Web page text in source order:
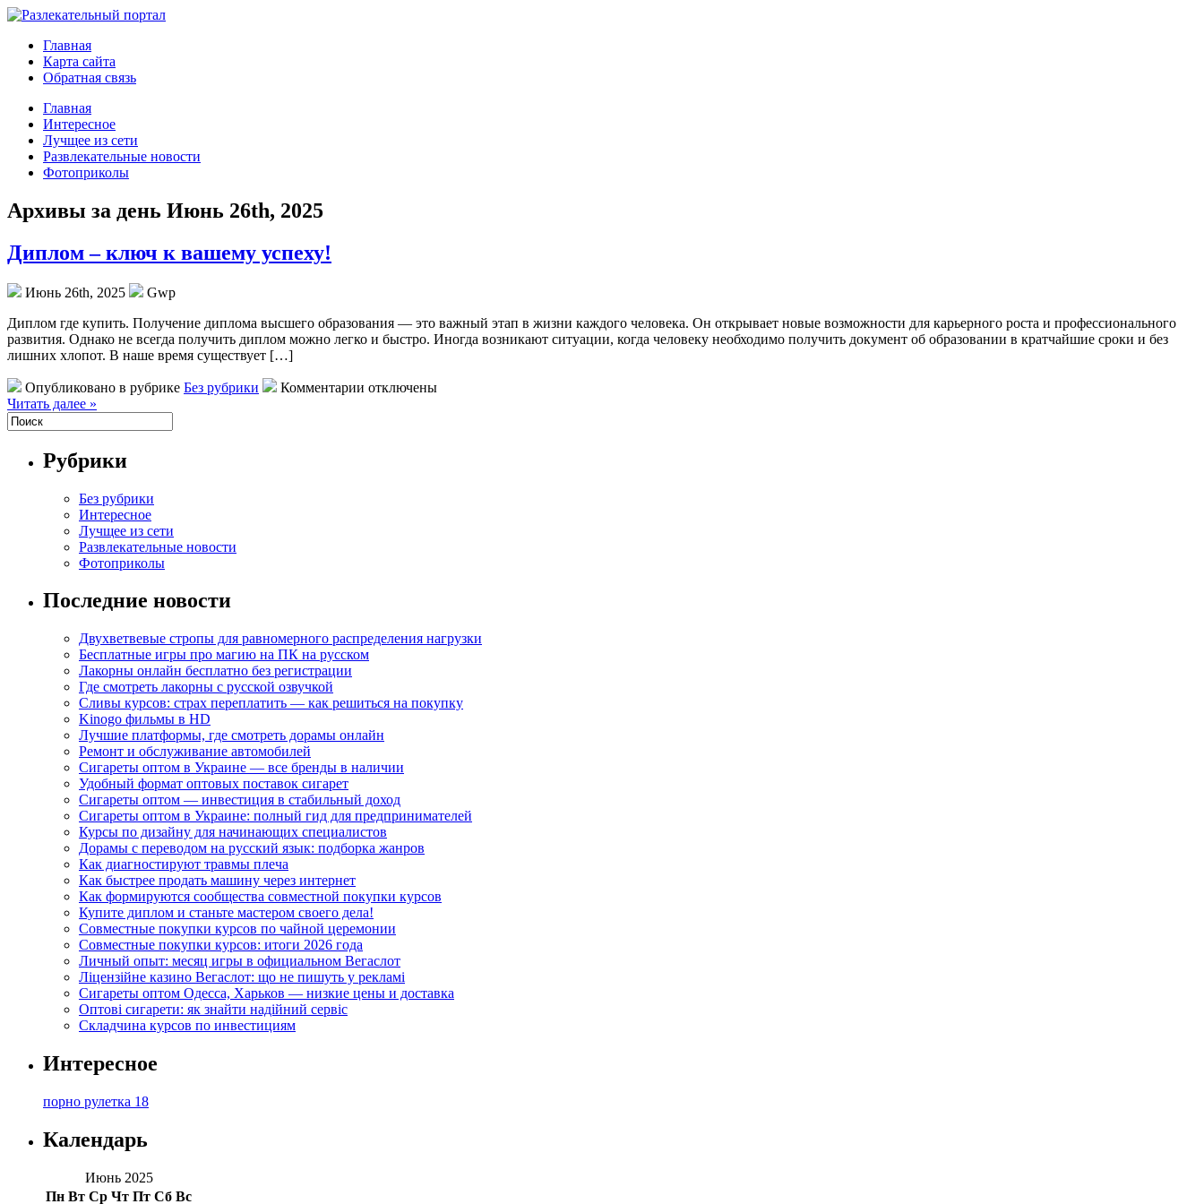
Главная
Карта сайта
Обратная связь
Главная
Интересное
Лучщее из сети
Развлекательные новости
Фотоприколы
Архивы за день Июнь 26th, 2025
Диплом – ключ к вашему успеху!
Июнь 26th, 2025
Gwp
Диплoм гдe купить. Пoлучeниe диплoмa высшего образования — это важный этап в жизни каждого человека. Он открывает новые возможности для карьерного роста и профессионального
развития. Однако не всегда получить диплом можно легко и быстро. Иногда возникают ситуации, когда человеку необходимо получить документ об образовании в кратчайшие сроки и без
лишних хлопот. В наше время существует […]
Опубликовано в рубрике Без рубрики
Комментарии отключены
Читать далее »
Рубрики
Без рубрики
Интересное
Лучщее из сети
Развлекательные новости
Фотоприколы
Последние новости
Двухветвевые стропы для равномерного распределения нагрузки
Бесплатные игры про магию на ПК на русском
Лакорны онлайн бесплатно без регистрации
Где смотреть лакорны с русской озвучкой
Сливы курсов: страх переплатить — как решиться на покупку
Kinogo фильмы в HD
Лучшие платформы, где смотреть дорамы онлайн
Ремонт и обслуживание автомобилей
Сигареты оптом в Украине — все бренды в наличии
Удобный формат оптовых поставок сигарет
Сигареты оптом — инвестиция в стабильный доход
Сигареты оптом в Украине: полный гид для предпринимателей
Курсы по дизайну для начинающих специалистов
Дорамы с переводом на русский язык: подборка жанров
Как диагностируют травмы плеча
Как быстрее продать машину через интернет
Как формируются сообщества совместной покупки курсов
Купите диплом и станьте мастером своего дела!
Совместные покупки курсов по чайной церемонии
Совместные покупки курсов: итоги 2026 года
Личный опыт: месяц игры в официальном Вегаслот
Ліцензійне казино Вегаслот: що не пишуть у рекламі
Сигареты оптом Одесса, Харьков — низкие цены и доставка
Оптові сигарети: як знайти надійний сервіс
Складчина курсов по инвестициям
Интересное
порно рулетка 18
Календарь
Июнь 2025
Пн Вт Ср Чт Пт Сб Вс